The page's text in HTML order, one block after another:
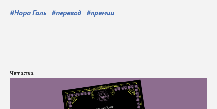
#Нора Галь #перевод #премии
Читалка